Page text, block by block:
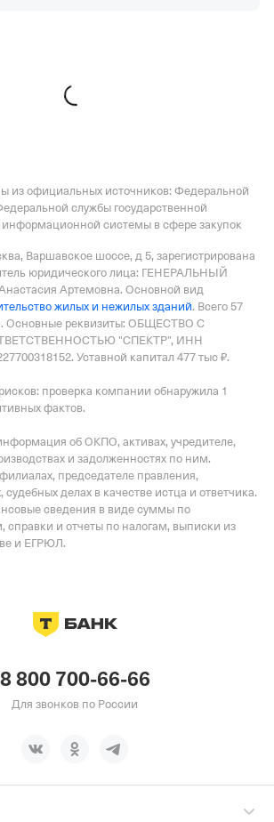
12.03.2014,
из официальных источников: Федеральной
службы государственной
системы в сфере закупок
Варшавское шоссе, д 5, зарегистрирована
юридического лица: ГЕНЕРАЛЬНЫЙ
Артемовна. Основной вид
жилых и нежилых зданий. Всего 57
Основные реквизиты: ОБЩЕСТВО С
"СПЕКТР", ИНН
Уставной капитал 477 тыс ₽.
проверка компании обнаружила 1
фактов.
об ОКПО, активах, учредителе,
и задолженностях по ним.
председателе правления,
судебных делах в качестве истца и ответчика.
сведения в виде суммы по
и отчеты по налогам, выписки из
и ЕГРЮЛ.
8 800 700-66-66
Для звонков по России